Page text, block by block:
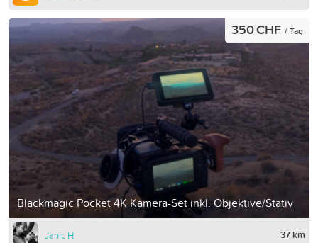
Blackmagic Pocket 4K Kamera-Set inkl. Objektive/Stativ
350 CHF / Tag
Janic H 37 km